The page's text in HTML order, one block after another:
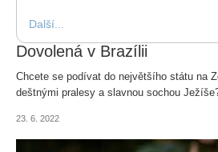
Další...
Dovolená v Brazílii
Chcete se podívat do největšího státu na
deštnými pralesy a slavnou sochou
dobrodruhy.
23. 6. 2022